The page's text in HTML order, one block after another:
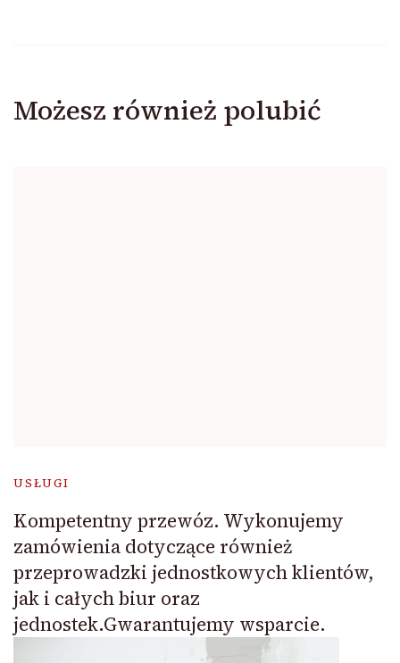
Możesz również polubić
USŁUGI
Kompetentny przewóz. Wykonujemy
zamówienia dotyczące również
przeprowadzki jednostkowych klientów,
jak i całych biur oraz
jednostek.Gwarantujemy wsparcie.